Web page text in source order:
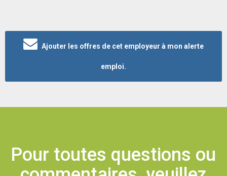
Ajouter les offres de cet employeur à mon alerte
emploi.
Pour toutes questions ou